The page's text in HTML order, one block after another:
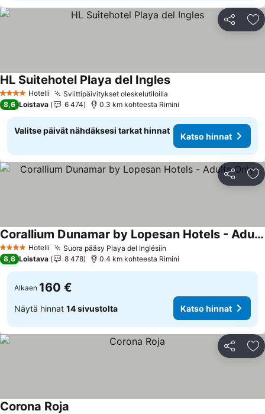
Jaa
4 Tähtiluokitus
Hotelli Sviittipäivitykset oleskelutiloilla
HL Suitehotel Playa del Ingles
8,6 Loistava 6 474 0.3 km kohteesta Rimini
Valitse päivät nähdäksesi tarkat hinnat
Katso hinnat
Jaa
4 Tähtiluokitus
Hotelli Suora pääsy Playa del Inglésiin
Corallium Dunamar by Lopesan Hotels - Adults Only
8,6 Loistava 8 478 0.4 km kohteesta Rimini
Alkaen 160 €
Näytä hinnat 14 sivustolta Katso hinnat
Jaa
Corona Roja